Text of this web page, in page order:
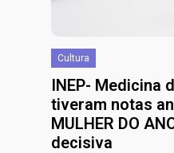
Cultura
INEP- Medicina
tiveram notas
MULHER DO
decisiva